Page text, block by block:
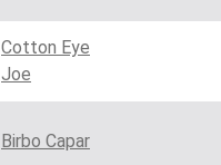
Cotton Eye
Joe
Birbo Capar